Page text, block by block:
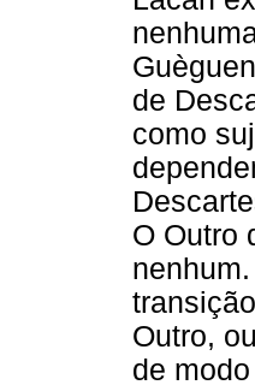
de
como
O Outro
Outro,
de